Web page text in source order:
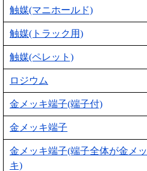
触媒(マニホールド)
触媒(トラック用)
触媒(ペレット)
ロジウム
金メッキ端子(端子付)
金メッキ端子
金メッキ端子(端子全体が金メッ
キ)